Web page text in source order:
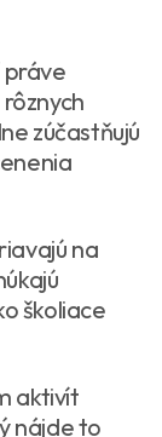
práve
zúčastňujú
na
školiace
aktivít
nájde to